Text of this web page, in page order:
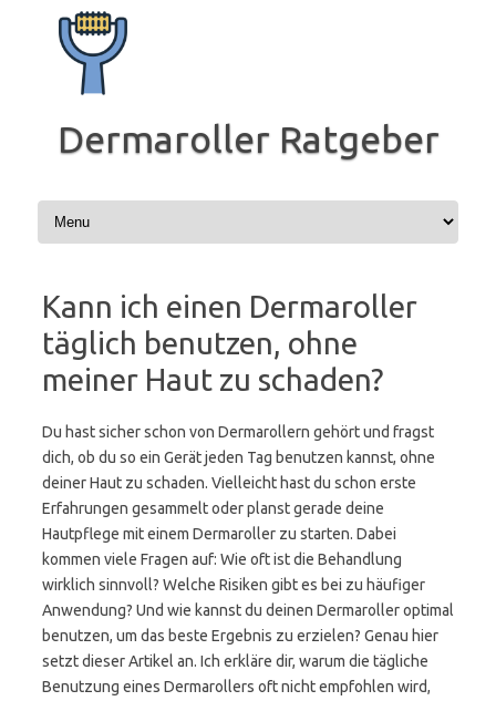
Inhalt
springen
Dermaroller Ratgeber
Kann ich einen Dermaroller
täglich benutzen, ohne
meiner Haut zu schaden?
Du hast sicher schon von Dermarollern gehört und fragst
dich, ob du so ein Gerät jeden Tag benutzen kannst, ohne
deiner Haut zu schaden. Vielleicht hast du schon erste
Erfahrungen gesammelt oder planst gerade deine
Hautpflege mit einem Dermaroller zu starten. Dabei
kommen viele Fragen auf: Wie oft ist die Behandlung
wirklich sinnvoll? Welche Risiken gibt es bei zu häufiger
Anwendung? Und wie kannst du deinen Dermaroller optimal
benutzen, um das beste Ergebnis zu erzielen? Genau hier
setzt dieser Artikel an. Ich erkläre dir, warum die tägliche
Benutzung eines Dermarollers oft nicht empfohlen wird,